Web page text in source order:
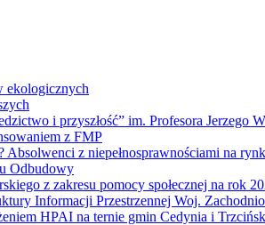
ekologicznych
i przyszłość” im. Profesora Jerzego
z FMP
z niepełnosprawnościami na
Odbudowy
z zakresu pomocy społecznej na rok
Informacji Przestrzennej Woj.
HPAI na ternie gmin Cedynia i